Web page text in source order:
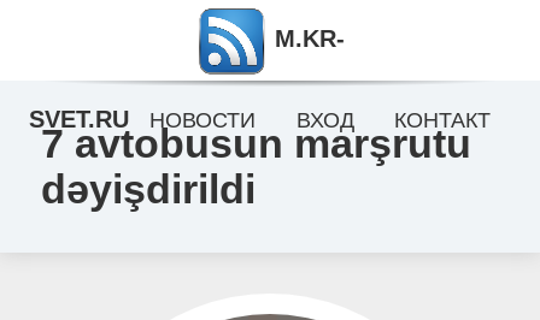
7 avtobusun marşrutu
dəyişdirildi
M.KR-
SVET.RU НОВОСТИ ВХОД КОНТАКТ